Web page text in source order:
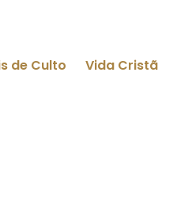
de Culto Vida Cristã